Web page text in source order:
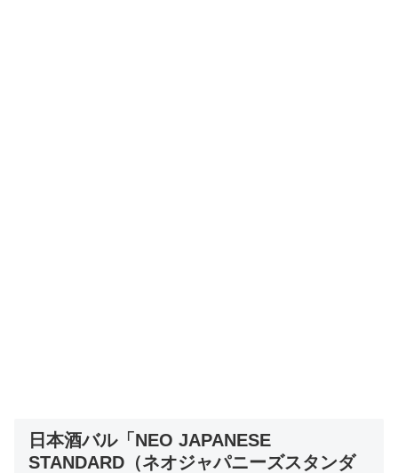
日本酒バル「NEO JAPANESE
STANDARD（ネオジャパニーズスタンダ